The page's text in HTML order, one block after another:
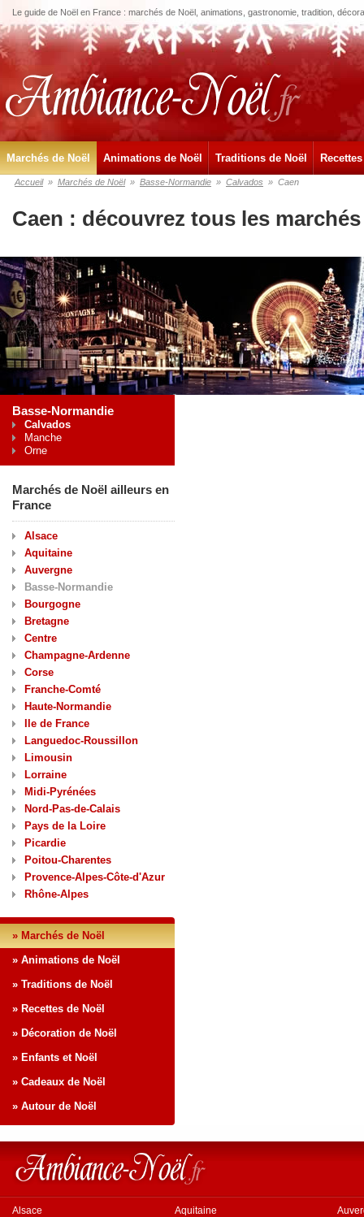
Le guide de Noël en France : marchés de Noël, animations, gastronomie, tradition,
Marchés de Noël Animations de Noël Traditions de Noël
Accueil » Marchés de Noël » Basse-Normandie » Calvados » Caen
Caen : découvrez tous les
Basse-Normandie
Calvados
Manche
Orne
Marchés de Noël ailleurs en
France
Alsace
Aquitaine
Auvergne
Basse-Normandie
Bourgogne
Bretagne
Centre
Champagne-Ardenne
Corse
Franche-Comté
Haute-Normandie
Ile de France
Languedoc-Roussillon
Limousin
Lorraine
Midi-Pyrénées
Nord-Pas-de-Calais
Pays de la Loire
Picardie
Poitou-Charentes
Provence-Alpes-Côte-d'Azur
Rhône-Alpes
» Marchés de Noël
» Animations de Noël
» Traditions de Noël
» Recettes de Noël
» Décoration de Noël
» Enfants et Noël
» Cadeaux de Noël
» Autour de Noël
Alsace Aquitaine